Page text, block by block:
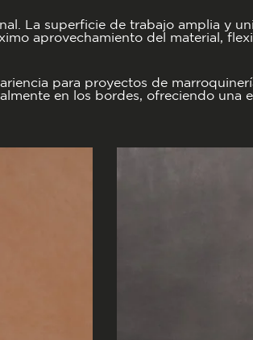
La superficie de trabajo amplia y
aprovechamiento del material,
para proyectos de
en los bordes, ofreciendo una